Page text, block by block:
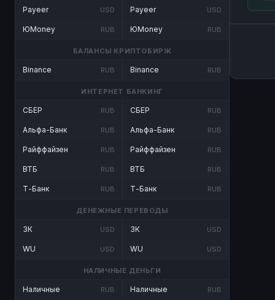
Payeer USD
ЮMoney RUB
Payeer USD
ЮMoney RUB
БАЛАНСЫ КРИПТОБИРЖ
Binance RUB Binance RUB
ИНТЕРНЕТ БАНКИНГ
СБЕР RUB
Альфа-Банк RUB
Райффайзен RUB
ВТБ RUB
Т-Банк RUB
СБЕР RUB
Альфа-Банк RUB
Райффайзен RUB
ВТБ RUB
Т-Банк RUB
ДЕНЕЖНЫЕ ПЕРЕВОДЫ
ЗК USD
WU USD
ЗК USD
WU USD
НАЛИЧНЫЕ ДЕНЬГИ
Наличные RUB Наличные RUB